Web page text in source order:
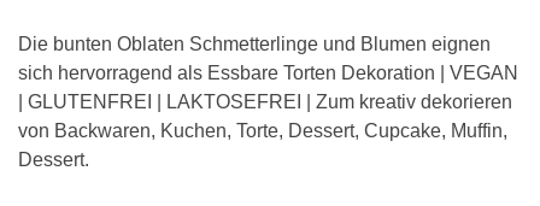
Die bunten Oblaten Schmetterlinge und Blumen eignen
sich hervorragend als Essbare Torten Dekoration | VEGAN
| GLUTENFREI | LAKTOSEFREI | Zum kreativ dekorieren
von Backwaren, Kuchen, Torte, Dessert, Cupcake, Muffin,
Dessert.